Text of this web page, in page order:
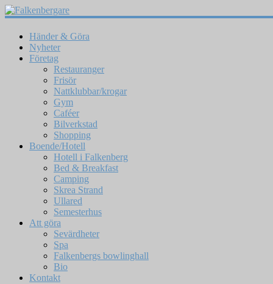
Händer & Göra
Nyheter
Företag
Restauranger
Frisör
Nattklubbar/krogar
Gym
Caféer
Bilverkstad
Shopping
Boende/Hotell
Hotell i Falkenberg
Bed & Breakfast
Camping
Skrea Strand
Ullared
Semesterhus
Att göra
Sevärdheter
Spa
Falkenbergs bowlinghall
Bio
Kontakt